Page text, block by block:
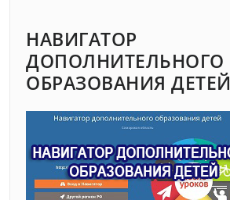
НАВИГАТОР
ДОПОЛНИТЕЛЬНОГО
ОБРАЗОВАНИЯ ДЕТЕЙ